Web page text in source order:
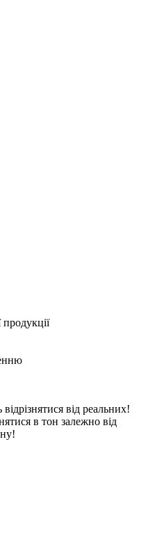
продукції
від реальних!
в тон залежно від